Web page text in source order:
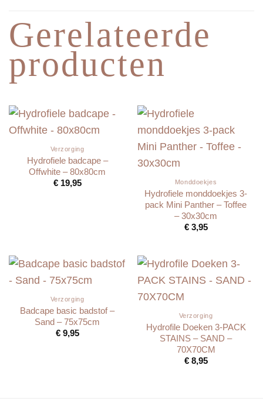
Gerelateerde
producten
Verzorging
Hydrofiele badcape –
Offwhite – 80x80cm
€19,95 Monddoekjes
Hydrofiele monddoekjes 3-
pack Mini Panther – Toffee
– 30x30cm
€3,95
Verzorging
Badcape basic badstof –
Sand – 75x75cm
€9,95
Verzorging
Hydrofile Doeken 3-PACK
STAINS – SAND –
70X70CM
€8,95